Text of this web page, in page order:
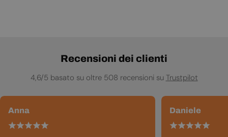
Recensioni dei clienti
4,6/5 basato su oltre 508 recensioni su Trustpilot
Anna Daniele